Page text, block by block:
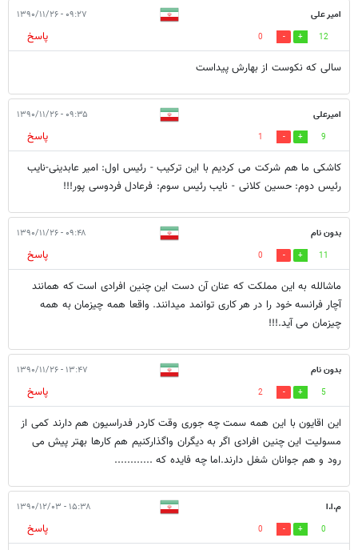
امیر علی ۰۹:۲۷ - ۱۳۹۰/۱۱/۲۶
12
0
پاسخ
سالی که نکوست از بهارش پیداست
امیرعلی ۰۹:۳۵ - ۱۳۹۰/۱۱/۲۶
9
1
پاسخ
کاشکی ما هم شرکت می کردیم با این ترکیب - رئیس اول: امیر عابدینی-نایب
رئیس دوم: حسین کلانی - نایب رئیس سوم: فرعادل فردوسی پور!!!
بدون نام ۰۹:۴۸ - ۱۳۹۰/۱۱/۲۶
11
0
پاسخ
ماشالله به این مملکت که عنان آن دست این چنین افرادی است که همانند
آچار فرانسه خود را در هر کاری توانمد میدانند. واقعا همه چیزمان به همه
چیزمان می آید.!!!
بدون نام ۱۳:۴۷ - ۱۳۹۰/۱۱/۲۶
5
2
پاسخ
این اقایون با این همه سمت چه جوری وقت کاردر فدراسیون هم دارند کمی از
مسولیت این چنین افرادی اگر به دیگران واگذارکنیم هم کارها بهتر پیش می
رود و هم جوانان شغل دارند.اما چه فایده که ............
م.ا.ا ۱۵:۳۸ - ۱۳۹۰/۱۲/۰۳
0
0
پاسخ